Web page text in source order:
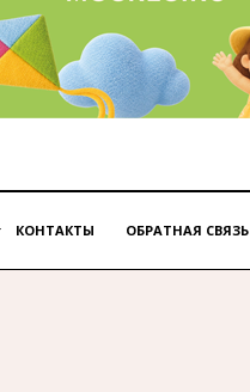
КОНТАКТЫ ОБРАТНАЯ СВЯЗЬ